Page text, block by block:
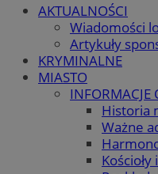
AKTUALNOŚCI
Wiadomości
Artykuły
KRYMINALNE
MIASTO
INFORMACJE
Historia
Ważne